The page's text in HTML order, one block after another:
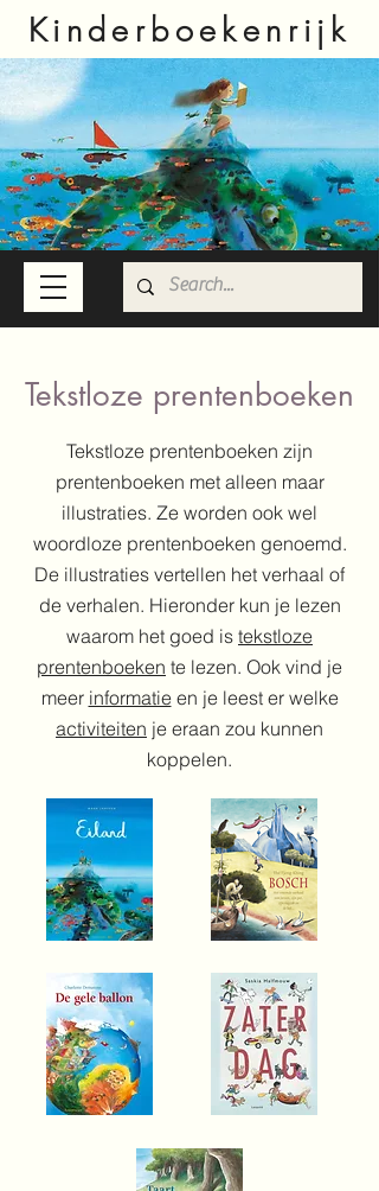
Kinderboekenrijk
Tekstloze prentenboeken
Tekstloze prentenboeken zijn
prentenboeken met alleen maar
illustraties. Ze worden ook wel
woordloze prentenboeken genoemd.
De illustraties vertellen het verhaal of
de verhalen. Hieronder kun je lezen
waarom het goed is tekstloze
prentenboeken te lezen. Ook vind je
meer informatieen je leest er welke
activiteiten je eraan zou kunnen
koppelen.